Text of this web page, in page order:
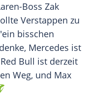
Boss Zak
Verstappen zu
bisschen
Mercedes ist
Red Bull ist derzeit
Weg, und Max